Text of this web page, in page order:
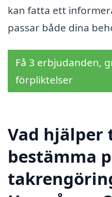
kan fatta ett
passar både dina
Få 3 erbjudanden,
förpliktelser
Vad
bestämma